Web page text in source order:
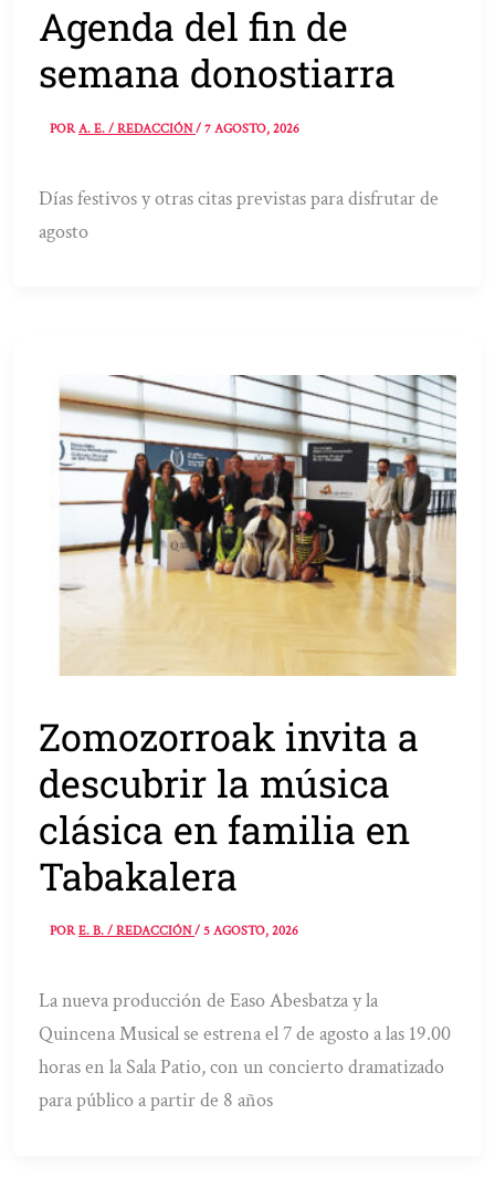
Agenda del fin de
semana donostiarra
PORA. E. / REDACCIÓN/7 AGOSTO, 2026
Días festivos y otras citas previstas para disfrutar de
agosto
Zomozorroak invita a
descubrir la música
clásica en familia en
Tabakalera
PORE. B. / REDACCIÓN/5 AGOSTO, 2026
La nueva producción de Easo Abesbatza y la
Quincena Musical se estrena el 7 de agosto a las 19.00
horas en la Sala Patio, con un concierto dramatizado
para público a partir de 8 años